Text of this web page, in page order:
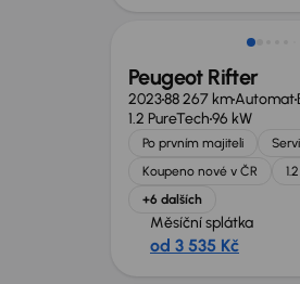
Peugeot Rifter
202388 267 kmAutomat
1.2 PureTech96 kW
Po prvním majiteli
Koupeno nové v ČR
+6 dalších
Měsíční splátka
od 3 535 Kč